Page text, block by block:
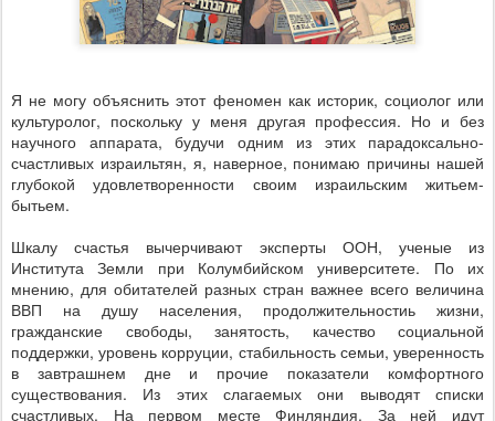
Я не могу объяснить этот феномен как историк, социолог или
культуролог, поскольку у меня другая профессия. Но и без
научного аппарата, будучи одним из этих парадоксально-
счастливых израильтян, я, наверное, понимаю причины нашей
глубокой удовлетворенности своим израильским житьем-
бытьем.
Шкалу счастья вычерчивают эксперты ООН, ученые из
Института Земли при Колумбийском университете. По их
мнению, для обитателей разных стран важнее всего величина
ВВП на душу населения, продолжительностиь жизни,
гражданские свободы, занятость, качество социальной
поддержки, уровень корруции, стабильность семьи, уверенность
в завтрашнем дне и прочие показатели комфортного
существования. Из этих слагаемых они выводят списки
счастливых. На первом месте Финляндия. За ней идут